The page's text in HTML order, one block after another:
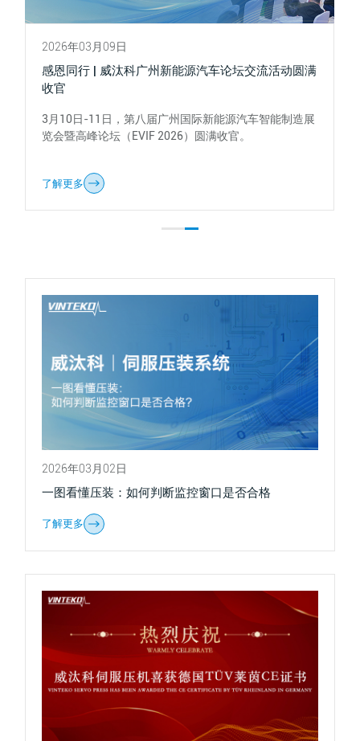
2026年03月09日
感恩同行 | 威汰科广州新能源汽车论坛交流活动圆满
收官
3月10日-11日，第八届广州国际新能源汽车智能制造展
览会暨高峰论坛（EVIF 2026）圆满收官。
了解更多
2026年03月02日
一图看懂压装：如何判断监控窗口是否合格
了解更多